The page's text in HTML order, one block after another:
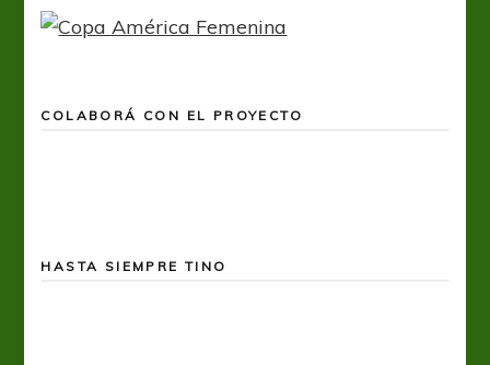
COLABORÁ CON EL PROYECTO
HASTA SIEMPRE TINO